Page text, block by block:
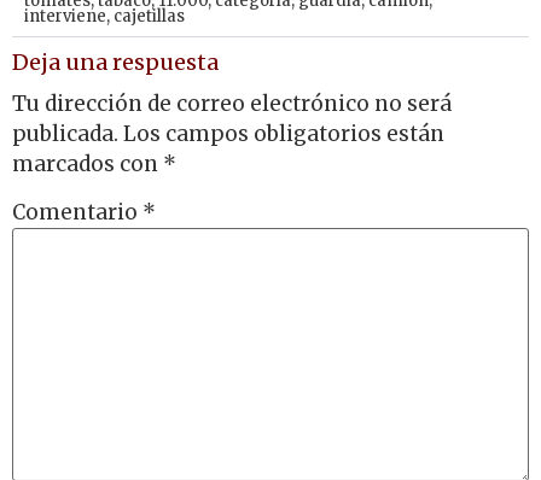
interviene, cajetillas
Deja una respuesta
Tu dirección de correo electrónico no será
publicada. Los campos obligatorios están
marcados con *
Comentario *